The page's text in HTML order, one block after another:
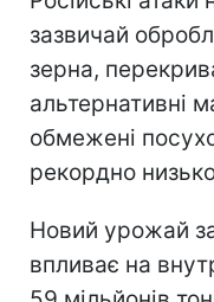
зазвичай
зерна,
альтернативні
обмежені
рекордно
Новий урожай
впливає на